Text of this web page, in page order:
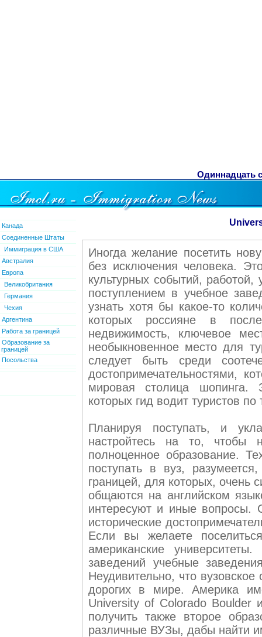
Одиннадцать
Канада
Соединенные Штаты
Иммиграция в США
Австралия
Европа
Великобритания
Германия
Чехия
Аргентина
Работа за границей
Образование за
границей
Посольства
Иногда желание посетить
без исключения человека.
культурных событий,
поступлением в учебное
узнать хотя бы какое-то
которых россияне в
недвижимость, ключевое
необыкновенное место для
следует быть среди
достопримечательностями,
мировая столица шопинга.
которых гид водит туристов
Планируя поступать, и
настройтесь на то, чтобы
полноценное образование.
поступать в вуз,
границей, для которых, очень
общаются на английском
интересуют и иные вопросы.
исторические
Если вы желаете
американские
заведений учебные
Неудивительно, что
дорогих в мире. Америка
University of Colorado
получить также второе
различные ВУЗы, дабы найти